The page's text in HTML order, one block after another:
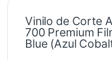
Vinilo de Corte
700 Premium
Blue (Azul